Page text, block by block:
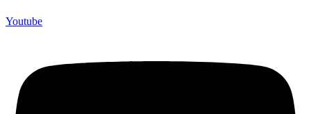
Youtube